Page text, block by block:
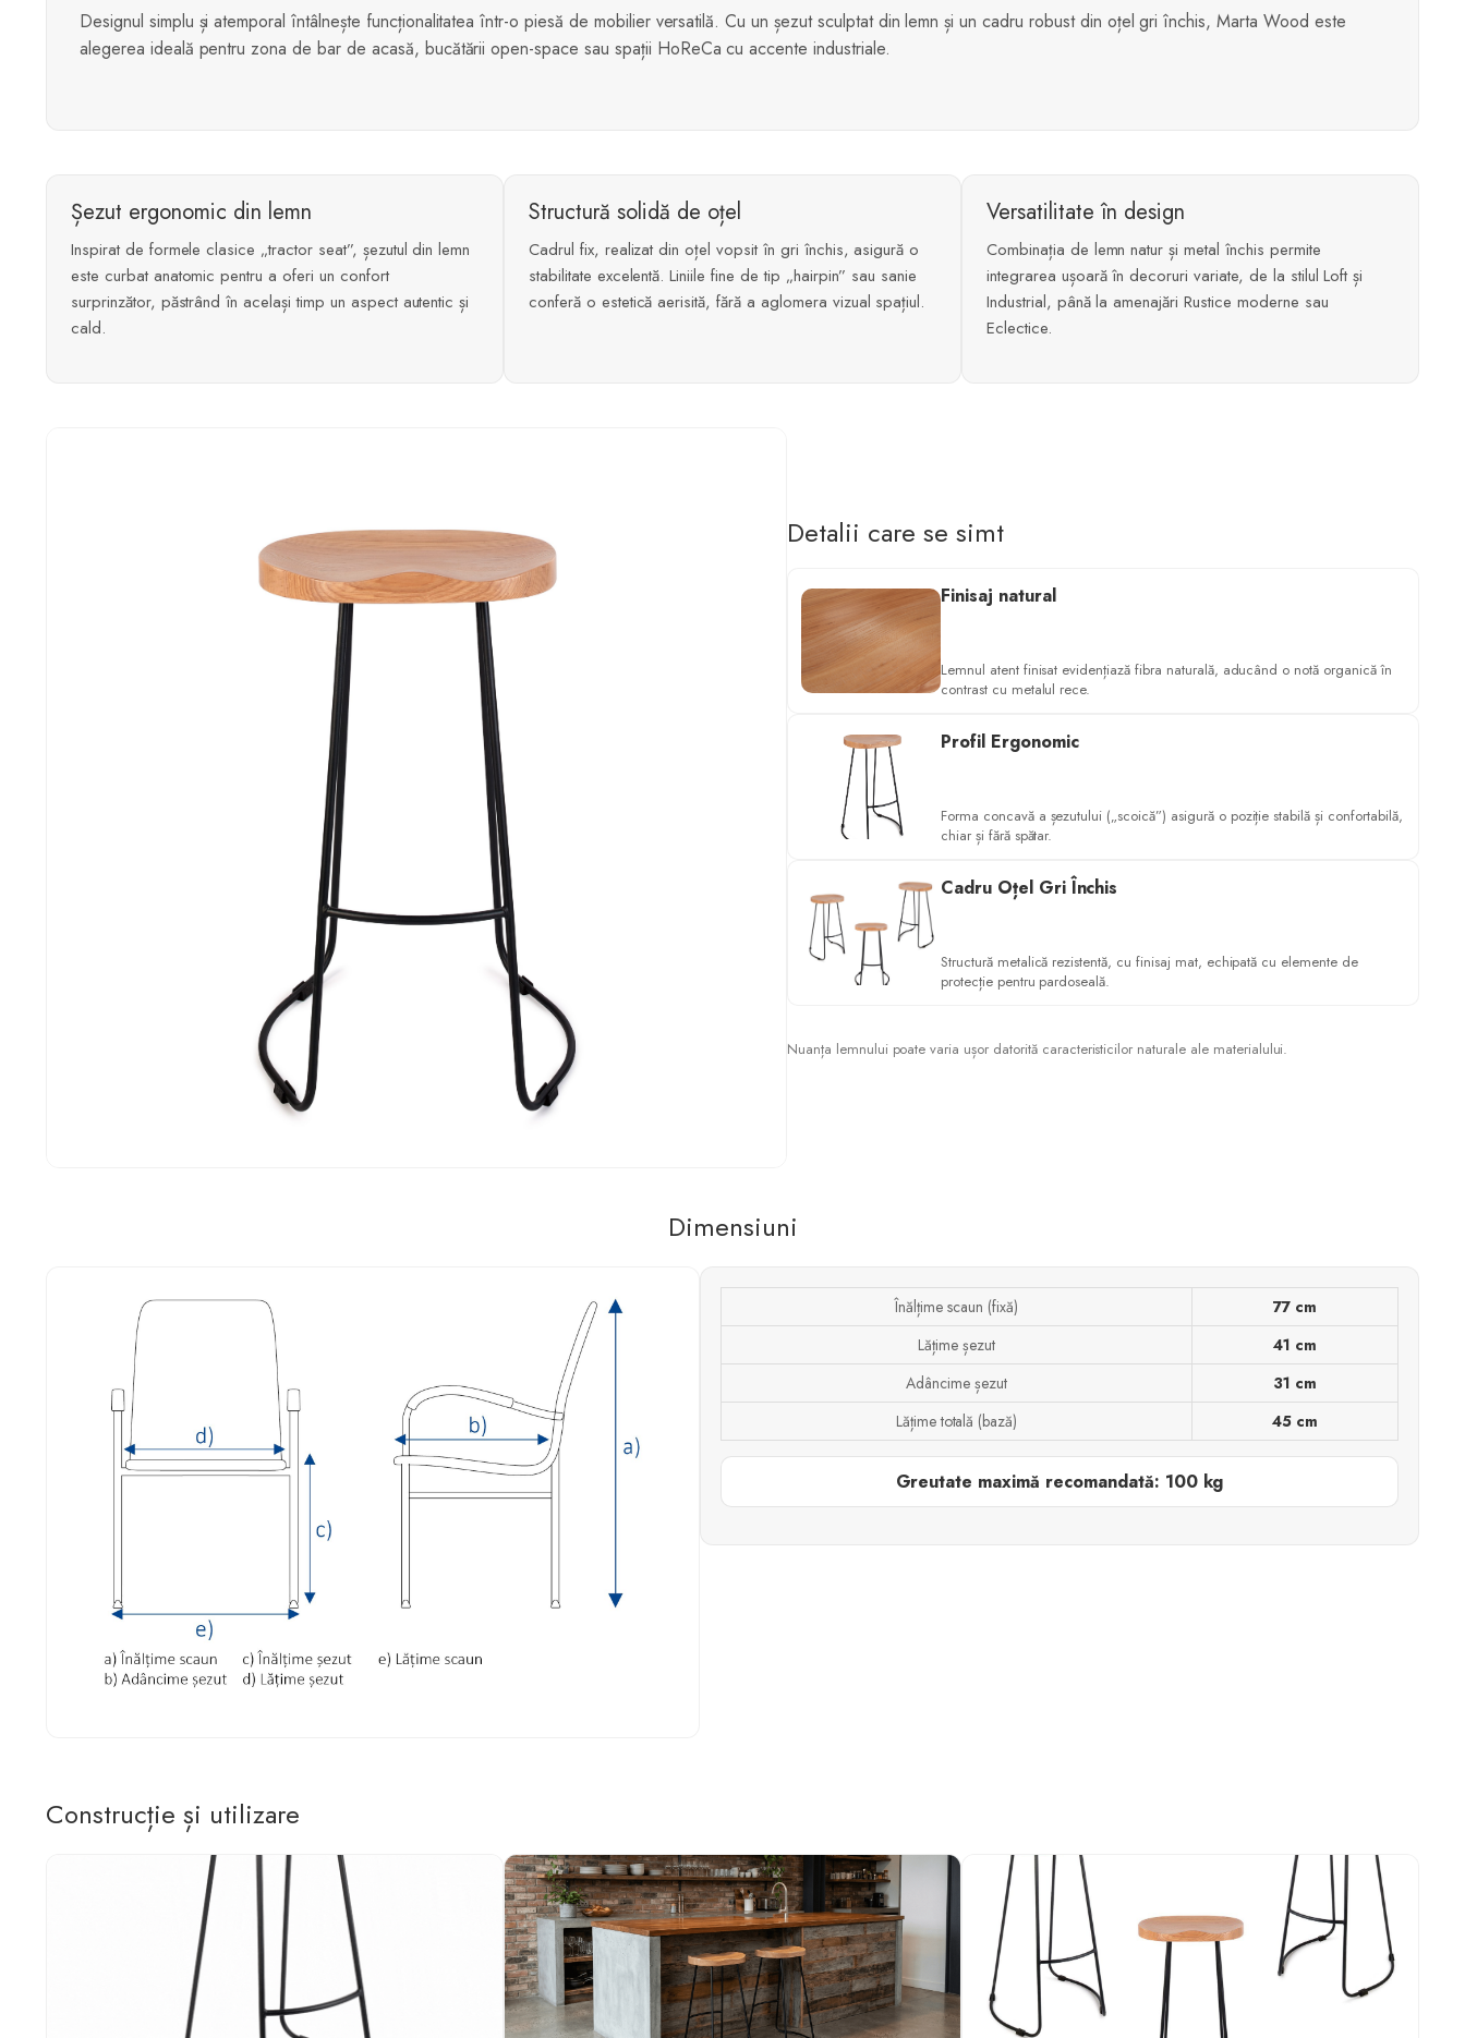
Designul simplu și atemporal întâlnește funcționalitatea într-o piesă de mobilier versatilă. Cu un șezut sculptat din lemn și un cadru robust din oțel gri închis, Marta Wood este
alegerea ideală pentru zona de bar de acasă, bucătării open-space sau spații HoReCa cu accente industriale.
Șezut ergonomic din lemn
Inspirat de formele clasice „tractor seat”, șezutul din lemn
este curbat anatomic pentru a oferi un confort
surprinzător, păstrând în același timp un aspect autentic și
cald.
Structură solidă de oțel
Cadrul fix, realizat din oțel vopsit în gri închis, asigură o
stabilitate excelentă. Liniile fine de tip „hairpin” sau sanie
conferă o estetică aerisită, fără a aglomera vizual spațiul.
Versatilitate în design
Combinația de lemn natur și metal închis permite
integrarea ușoară în decoruri variate, de la stilul Loft și
Industrial, până la amenajări Rustice moderne sau
Eclectice.
Detalii care se simt
Finisaj natural
Lemnul atent finisat evidențiază fibra naturală, aducând o notă organică în
contrast cu metalul rece.
Profil Ergonomic
Forma concavă a șezutului („scoică”) asigură o poziție stabilă și confortabilă,
chiar și fără spătar.
Cadru Oțel Gri Închis
Structură metalică rezistentă, cu finisaj mat, echipată cu elemente de
protecție pentru pardoseală.
Nuanța lemnului poate varia ușor datorită caracteristicilor naturale ale materialului.
Dimensiuni
Înălțime scaun (fixă)
77 cm
Lățime șezut
41 cm
Adâncime șezut
31 cm
Lățime totală (bază)
45 cm
Greutate maximă recomandată: 100 kg
Construcție și utilizare